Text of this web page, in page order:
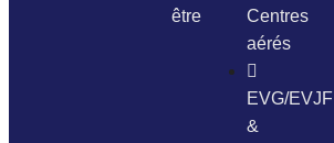
être
Centres
aérés
EVG/EVJF
&